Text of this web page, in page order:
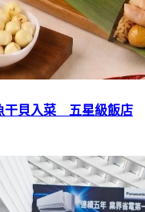
干貝入菜 五星級飯店